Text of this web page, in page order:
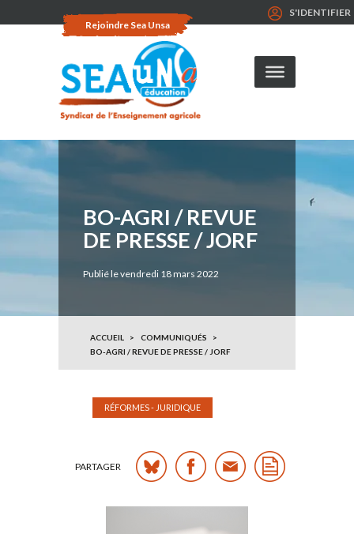
Rejoindre Sea Unsa
S'IDENTIFIER
BO-AGRI / REVUE
DE PRESSE / JORF
Publié le vendredi 18 mars 2022
ACCUEIL
COMMUNIQUÉS
BO-AGRI / REVUE DE PRESSE / JORF
RÉFORMES - JURIDIQUE
PARTAGER